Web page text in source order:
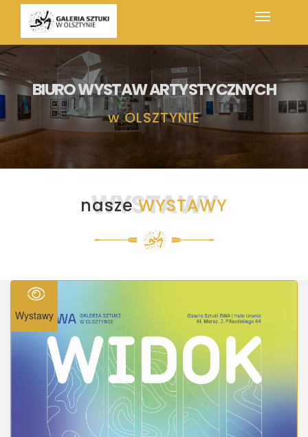
BIURO WYSTAW ARTYSTYCZNYCH
w OLSZTYNIE
WYSTAWY
naszeWYSTAWY
Wystawy